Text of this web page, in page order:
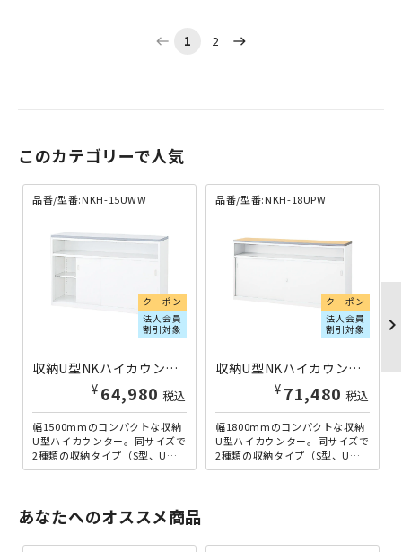
west 1 2 east
このカテゴリーで人気
品番/型番:NKH-15UWW
クーポン
法人会員
割引対象
収納U型NKハイカウンター W1500×D454×H950 ホワイト×ホワイト NKH-15UWW | 856539
¥ 64,980 税込
幅1500mmのコンパクトな収納
U型ハイカウンター。同サイズで
2種類の収納タイプ（S型、U
型）がございますので、ご使用
品番/型番:NKH-18UPW
クーポン
法人会員
割引対象
収納U型NKハイカウンター W1800×D454×H950 ホワイト×ペールアルダー NKH-18UPW | 856581
¥ 71,480 税込
幅1800mmのコンパクトな収納
U型ハイカウンター。同サイズで
2種類の収納タイプ（S型、U
型）がございますので、ご使用
chevron_right
あなたへのオススメ商品